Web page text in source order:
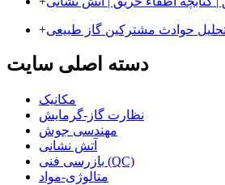
+حوادث مشترکین گاز طبیعی
دسته اصلی سایت
مکانیک
نظارت گاز-گرمایش
مهندسی جوش
آتش نشانی
بازرسی فنی (QC)
متالوژی-مواد